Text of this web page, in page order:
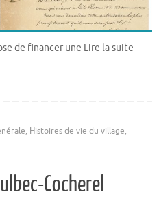
de financer une Lire la suite
, Histoires de vie du village,
Cocherel